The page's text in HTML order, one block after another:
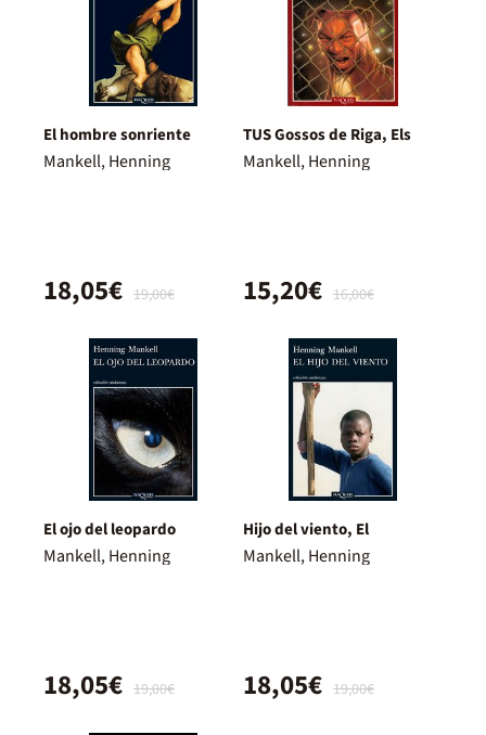
El hombre sonriente
Mankell, Henning
19,00€
18,05€
TUS Gossos de Riga, Els
Mankell, Henning
16,00€
15,20€
El ojo del leopardo
Mankell, Henning
19,00€
18,05€
Hijo del viento, El
Mankell, Henning
19,00€
18,05€